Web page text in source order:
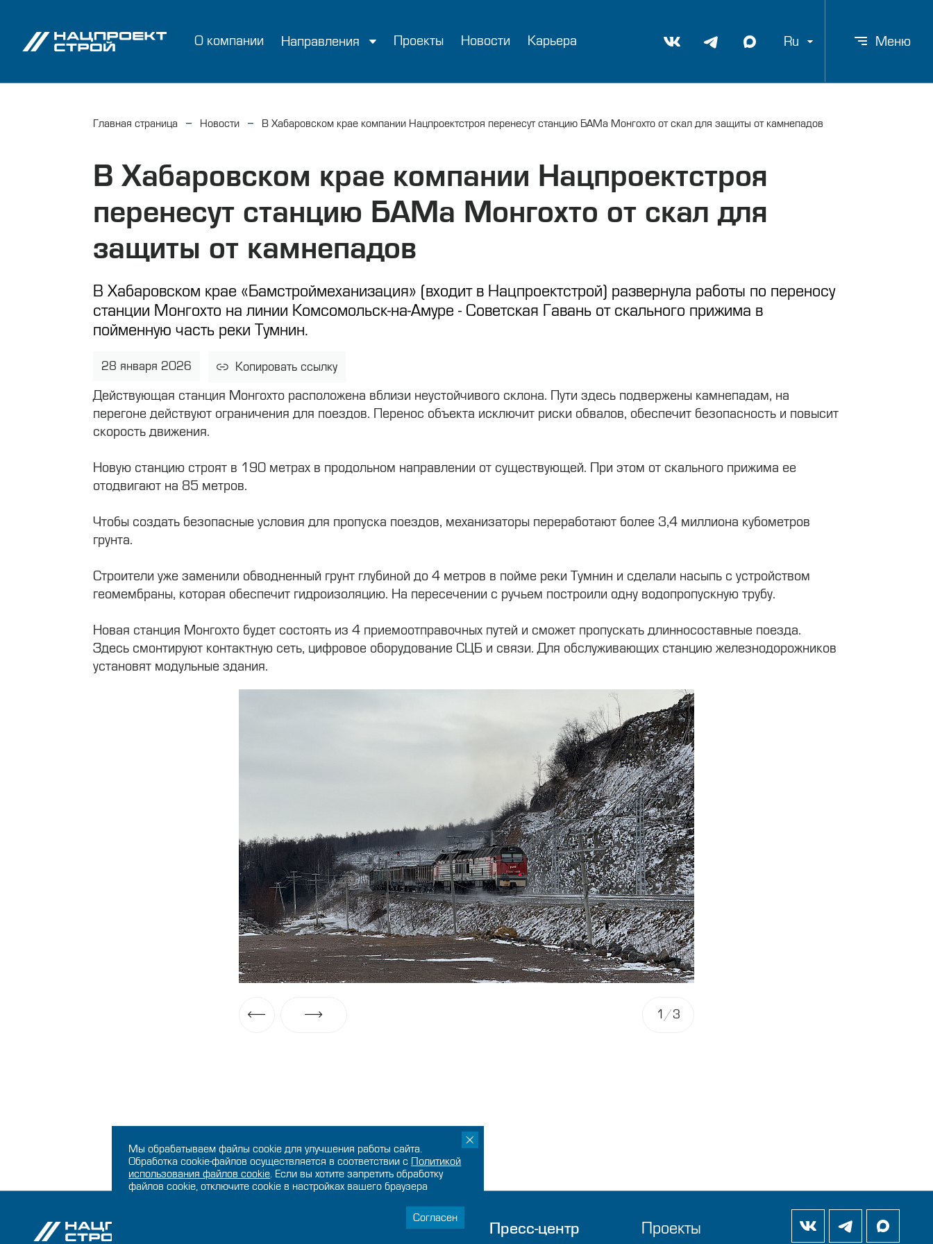
О компании Направления Проекты Новости Карьера Ru Меню
Главная страница Новости В Хабаровском крае компании Нацпроектстроя перенесут станцию БАМа Монгохто от скал для защиты от камнепадов
В Хабаровском крае компании Нацпроектстроя
перенесут станцию БАМа Монгохто от скал для
защиты от камнепадов
В Хабаровском крае «Бамстроймеханизация» (входит в Нацпроектстрой) развернула работы по переносу
станции Монгохто на линии Комсомольск-на-Амуре - Советская Гавань от скального прижима в
пойменную часть реки Тумнин.
28 января 2026 Копировать ссылку
1/3
Действующая станция Монгохто расположена вблизи неустойчивого склона. Пути здесь подвержены камнепадам, на
перегоне действуют ограничения для поездов. Перенос объекта исключит риски обвалов, обеспечит безопасность и повысит
скорость движения.
Новую станцию строят в 190 метрах в продольном направлении от существующей. При этом от скального прижима ее
отодвигают на 85 метров.
Чтобы создать безопасные условия для пропуска поездов, механизаторы переработают более 3,4 миллиона кубометров
грунта.
Строители уже заменили обводненный грунт глубиной до 4 метров в пойме реки Тумнин и сделали насыпь с устройством
геомембраны, которая обеспечит гидроизоляцию. На пересечении с ручьем построили одну водопропускную трубу.
Новая станция Монгохто будет состоять из 4 приемоотправочных путей и сможет пропускать длинносоставные поезда.
Здесь смонтируют контактную сеть, цифровое оборудование СЦБ и связи. Для обслуживающих станцию железнодорожников
установят модульные здания.
Пресс-центр Проекты
Мы обрабатываем файлы cookie для улучшения работы сайта.
Обработка cookie-файлов осуществляется в соответствии с Политикой
использования файлов сookie. Если вы хотите запретить обработку
файлов cookie, отключите cookie в настройках вашего браузера
Согласен